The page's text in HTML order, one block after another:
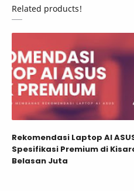
Related products!
Rekomendasi Laptop AI
Spesifikasi Premium di
Belasan Juta